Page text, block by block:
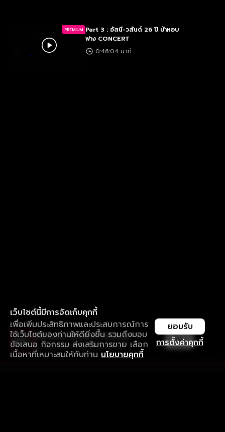
PREMIUM Part 3 : อัสนี-วสันต์ 26 ปี บ้าหอบ
ฟาง CONCERT
0:46:04 นาที
เว็บไซต์นี้มีการจัดเก็บคุกกี้
เพื่อเพิ่มประสิทธิภาพและประสบการณ์การ
ใช้เว็บไซต์ของท่านให้ดียิ่งขึ้น รวมถึงมอบ
ข้อเสนอ กิจกรรม ส่งเสริมการขาย เลือก
เนื้อหาที่เหมาะสมให้กับท่าน นโยบายคุกกี้
การตั้งค่าคุกกี้
ยอมรับ
ใช้งานแอป ลื่นไหลกว่า ไม่มีสะดุด
ดาวน์โหลดแอปเพื่อการรับชมที่ดีกว่า เปิด